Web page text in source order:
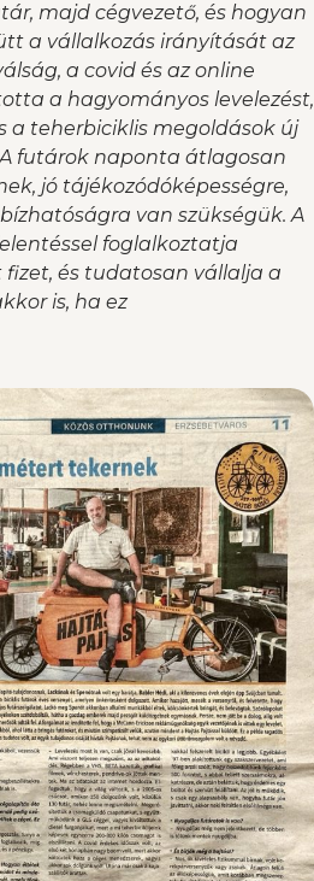
majd cégvezető, és hogyan
a vállalkozás irányítását az
a covid és az online
a hagyományos levelezést,
a teherbiciklis megoldások új
futárok naponta átlagosan
jó tájékozódóképességre,
van szükségük. A
foglalkoztatja
és tudatosan vállalja a
is, ha ez